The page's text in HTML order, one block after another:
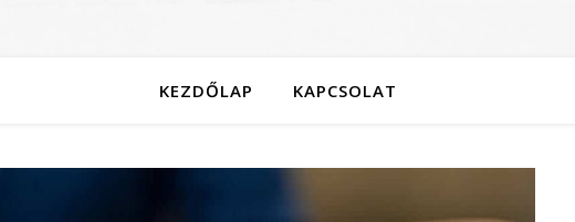
KEZDŐLAP KAPCSOLAT